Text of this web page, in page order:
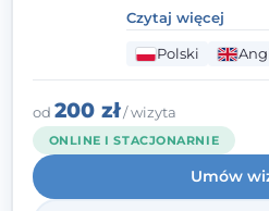
traktuję jak
budując relację
empatii.
Gliwicach oraz
angielsku.
Czytaj więcej
Polski
od 200 zł/ wizyta
ONLINE I STACJONARNIE
Umów